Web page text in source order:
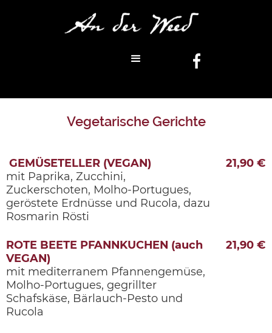
Vegetarische Gerichte
GEMÜSETELLER (VEGAN)
mit Paprika, Zucchini,
Zuckerschoten, Molho-Portugues,
geröstete Erdnüsse und Rucola, dazu
Rosmarin Rösti
21,90 €
ROTE BEETE PFANNKUCHEN (auch
VEGAN)
mit mediterranem Pfannengemüse,
Molho-Portugues, gegrillter
Schafskäse, Bärlauch-Pesto und
Rucola
21,90 €